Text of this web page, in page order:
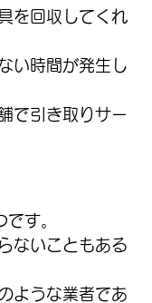
を回収してくれ
い時間が発生し
で引き取りサー
す。
ないこともある
ような業者であ